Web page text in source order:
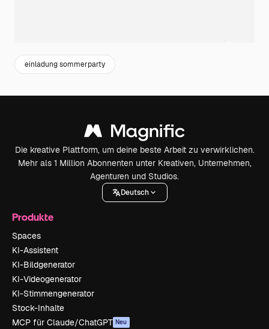
einladung sommerparty
Die kreative Plattform, um deine beste Arbeit zu verwirklichen.
Mehr als 1 Million Abonnenten unter Kreativen, Unternehmen,
Agenturen und Studios.
Deutsch
Produkte
Spaces
KI-Assistent
KI-Bildgenerator
KI-Videogenerator
KI-Stimmengenerator
Stock-Inhalte
MCP für Claude/ChatGPT Neu